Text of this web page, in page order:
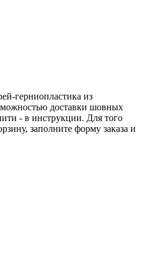
герниопластика из
доставки шовных
- в инструкции. Для того
заполните форму заказа и